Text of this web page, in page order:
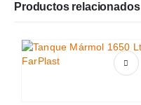
Productos relacionados